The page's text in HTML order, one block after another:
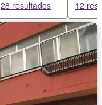
28 resultados 12